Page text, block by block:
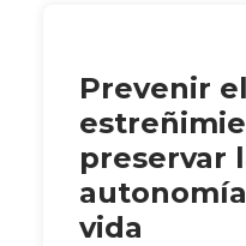
Prevenir el
preservar
vida